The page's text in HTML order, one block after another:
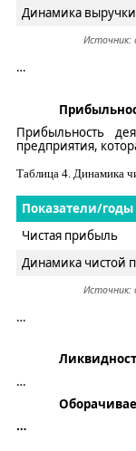
Динамика выручки
Источник:
…
Прибыльность
предприятия,
Таблица 4 . Динамика
Показатели/годы
Чистая прибыль
Динамика чистой
Источник:
…
…
…